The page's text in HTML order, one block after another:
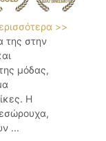
>>
της στην
μόδας,
Η
εσώρουχα,
...